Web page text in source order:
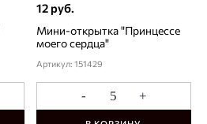
12 руб.
Мини-открытка "Принцессе
моего сердца"
Артикул: 151429
- +